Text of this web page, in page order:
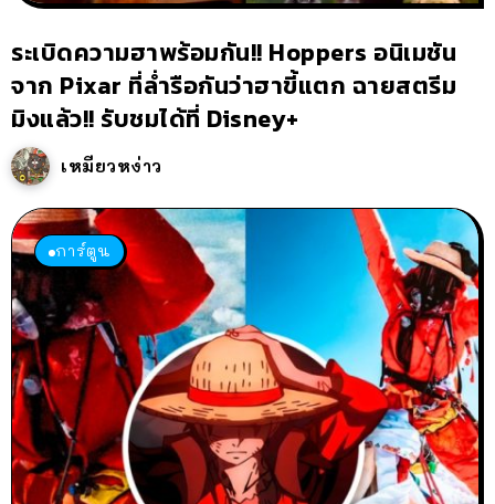
ระเบิดความฮาพร้อมกัน!! Hoppers อนิเมชัน
จาก Pixar ที่ล่ำรือกันว่าฮาขี้แตก ฉายสตรีม
มิงแล้ว!! รับชมได้ที่ Disney+
เหมียวหง่าว
การ์ตูน